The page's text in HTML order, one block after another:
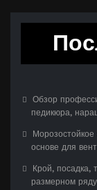
Обзор
педикюра,
основе для
Крой, посадка,
размерном ряду